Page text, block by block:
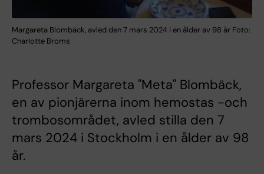
Margareta Blombäck, avled den 7 mars 2024 i en ålder av 98 år Foto:
Charlotte Broms
Professor Margareta "Meta" Blombäck,
en av pionjärerna inom hemostas -och
trombosområdet, avled stilla den 7
mars 2024 i Stockholm i en ålder av 98
år.